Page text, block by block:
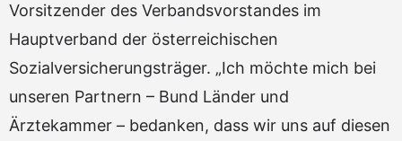
Vorsitzender des Verbandsvorstandes im
Hauptverband der österreichischen
Sozialversicherungsträger. „Ich möchte mich bei
unseren Partnern – Bund Länder und
Ärztekammer – bedanken, dass wir uns auf diesen